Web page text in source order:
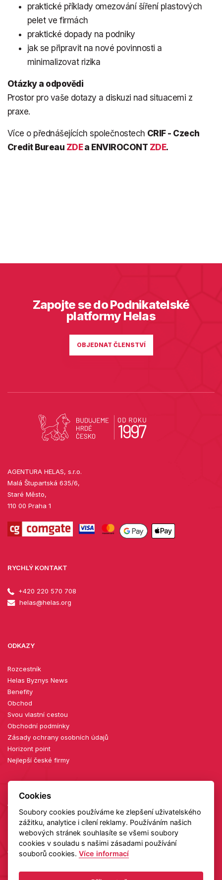
praktické příklady omezování šíření plastových
pelet ve firmách
praktické dopady na podniky
jak se připravit na nové povinnosti a
minimalizovat rizika
Otázky a odpovědi
Prostor pro vaše dotazy a diskuzi nad situacemi z
praxe.
Více o přednášejících společnostech CRIF - Czech
Credit Bureau ZDEa ENVIROCONT ZDE.
Zapojte se do Podnikatelské
platformy Helas
OBJEDNAT ČLENSTVÍ
AGENTURA HELAS, s.r.o.
Malá Štupartská 635/6,
Staré Město,
110 00 Praha 1
RYCHLÝ KONTAKT
+420 220 570 708
helas@helas.org
ODKAZY
Rozcestník
Helas Byznys News
Benefity
Obchod
Svou vlastní cestou
Obchodní podmínky
Zásady ochrany osobních údajů
Horizont point
Nejlepší české firmy
AKTUÁLNÍ KONFERENCE
2026
Diamanty zblízka: setkání v showroomu TIAMI
Cookies
Soubory cookies používáme ke zlepšení uživatelského
zážitku, analytice i cílení reklamy. Používáním našich
webových stránek souhlasíte se všemi soubory
cookies v souladu s našimi zásadami používání
souborů cookies.Více informací